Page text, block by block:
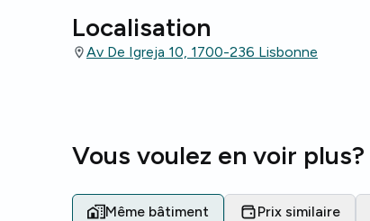
Localisation
Av De Igreja 10, 1700-236 Lisbonne
Vous voulez en voir plus?
Même bâtiment Prix similaire